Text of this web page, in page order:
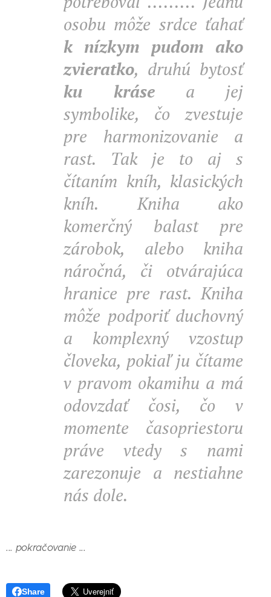
osobu môže srdce ťahať
k nízkym pudom ako
zvieratko, druhú bytosť
ku kráse a jej
symbolike, čo zvestuje
pre harmonizovanie a
rast. Tak je to aj s
čítaním kníh, klasických
kníh. Kniha ako
komerčný balast pre
zárobok, alebo kniha
náročná, či otvárajúca
hranice pre rast. Kniha
môže podporiť duchovný
a komplexný vzostup
človeka, pokiaľ ju čítame
v pravom okamihu a má
odovzdať čosi, čo v
momente časopriestoru
práve vtedy s nami
zarezonuje a nestiahne
nás dole.
... pokračovanie ...
Share